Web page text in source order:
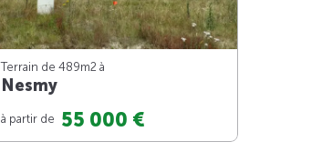
Terrain de 489m2 à
Nesmy
à partir de 55 000 €